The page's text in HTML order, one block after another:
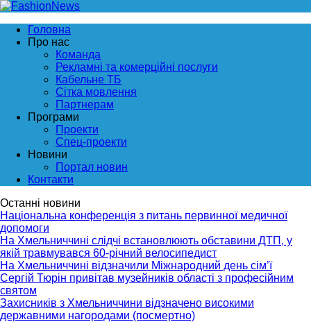
Головна
Про нас
Команда
Рекламні та комерційні послуги
Кабельне ТБ
Сітка мовлення
Партнерам
Програми
Проекти
Спец-проекти
Новини
Портал новин
Контакти
Останні новини
Національна конференція з питань первинної медичної
допомоги
На Хмельниччині слідчі встановлюють обставини ДТП, у
якій травмувався 60-річний велосипедист
На Хмельниччині відзначили Міжнародний день сім’ї
Сергій Тюрін привітав музейників області з професійним
святом
Захисників з Хмельниччини відзначено високими
державними нагородами (посмертно)